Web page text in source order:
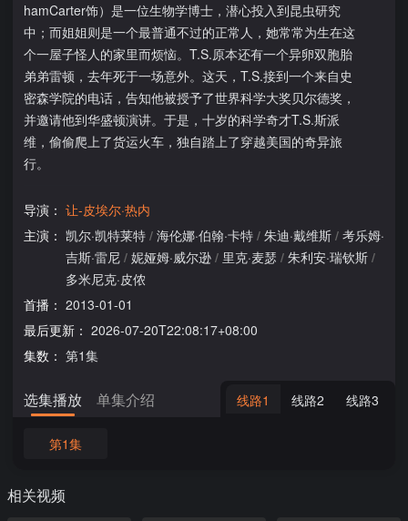
hamCarter饰）是一位生物学博士，潜心投入到昆虫研究
中；而姐姐则是一个最普通不过的正常人，她常常为生在这
个一屋子怪人的家里而烦恼。T.S.原本还有一个异卵双胞胎
弟弟雷顿，去年死于一场意外。这天，T.S.接到一个来自史
密森学院的电话，告知他被授予了世界科学大奖贝尔德奖，
并邀请他到华盛顿演讲。于是，十岁的科学奇才T.S.斯派
维，偷偷爬上了货运火车，独自踏上了穿越美国的奇异旅
行。
导演： 让-皮埃尔·热内
主演： 凯尔·凯特莱特 / 海伦娜·伯翰·卡特 / 朱迪·戴维斯 / 考乐姆·
吉斯·雷尼 / 妮娅姆·威尔逊 / 里克·麦瑟 / 朱利安·瑞钦斯 /
多米尼克·皮侬
首播： 2013-01-01
最后更新： 2026-07-20T22:08:17+08:00
集数： 第1集
选集播放 单集介绍 线路1 线路2 线路3
第1集
相关视频